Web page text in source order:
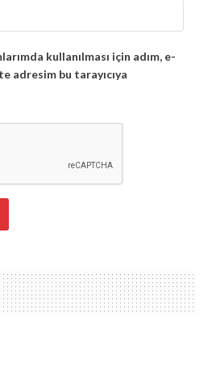
kullanılması için adım, e-
adresim bu tarayıcıya